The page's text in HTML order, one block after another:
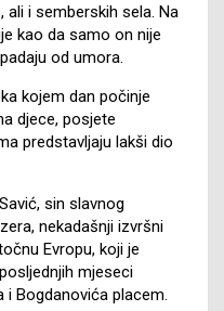
ali i semberskih sela. Na
kao da samo on nije
od umora.
kojem dan počinje
djece, posjete
predstavljaju lakši dio
sin slavnog
nekadašnji izvršni
Evropu, koji je
mjeseci
i Bogdanovića placem.